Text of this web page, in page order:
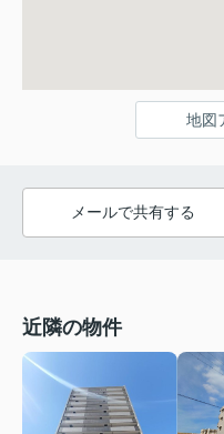
地図
メールで共有する
近隣の物件